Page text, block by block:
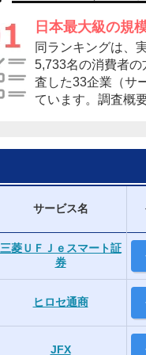
日本最大級の規
同ランキングは、
5,733名の消費者
査した33企業（サ
ています。調査概
サービス名
三菱ＵＦＪｅスマート証
券
ヒロセ通商
JFX